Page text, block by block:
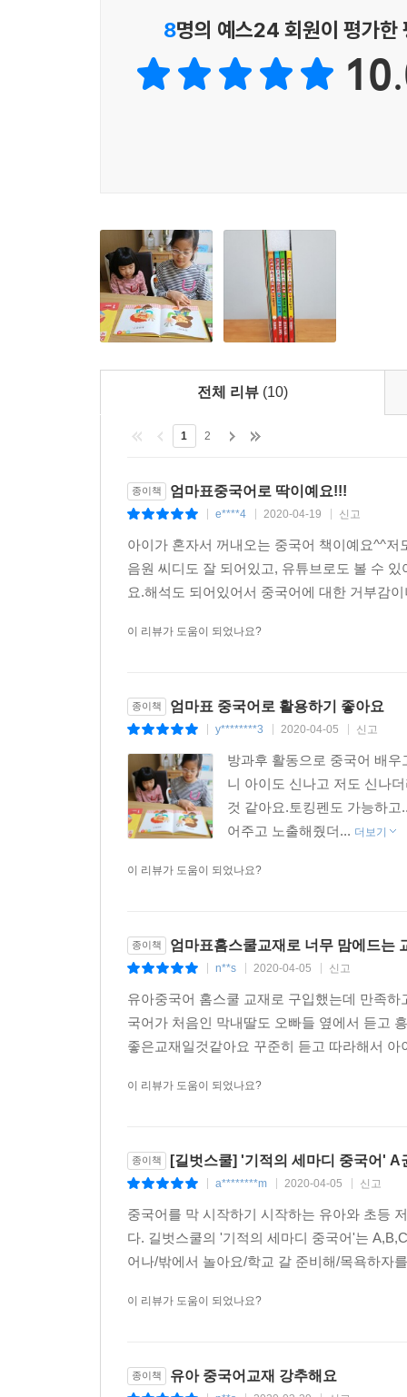
8명의 예스24 회원이 평가한
전체 리뷰 (10)
1 2
종이책 엄마표중국어로 딱이예요!!!
e****4 2020-04-19 신고
아이가 혼자서 꺼내오는 중국어 책이예요^^
음원 씨디도 잘 되어있고, 유튜브로도 볼 수
요.해석도 되어있어서 중국어에 대한 거부감
이 리뷰가 도움이 되었나요?
종이책 엄마표 중국어로 활용하기 좋아요
y********3 2020-04-05 신고
방과후 활동으로 중국어 배
니 아이도 신나고 저도 신나
것 같아요.토킹펜도 가능하
어주고 노출해줬더... 더보기
이 리뷰가 도움이 되었나요?
종이책 엄마표홈스쿨교재로 너무 맘에드는
n**s 2020-04-05 신고
유아중국어 홈스쿨 교재로 구입했는데 만족
국어가 처음인 막내딸도 오빠들 옆에서 듣고
좋은교재일것같아요 꾸준히 듣고 따라해서
이 리뷰가 도움이 되었나요?
종이책 [길벗스쿨] '기적의 세마디 중국어' A
a********m 2020-04-05 신고
중국어를 막 시작하기 시작하는 유아와 초등
다. 길벗스쿨의 '기적의 세마디 중국어'는
어나/밖에서 놀아요/학교 갈 준비해/목욕하자
이 리뷰가 도움이 되었나요?
종이책 유아 중국어교재 강추해요